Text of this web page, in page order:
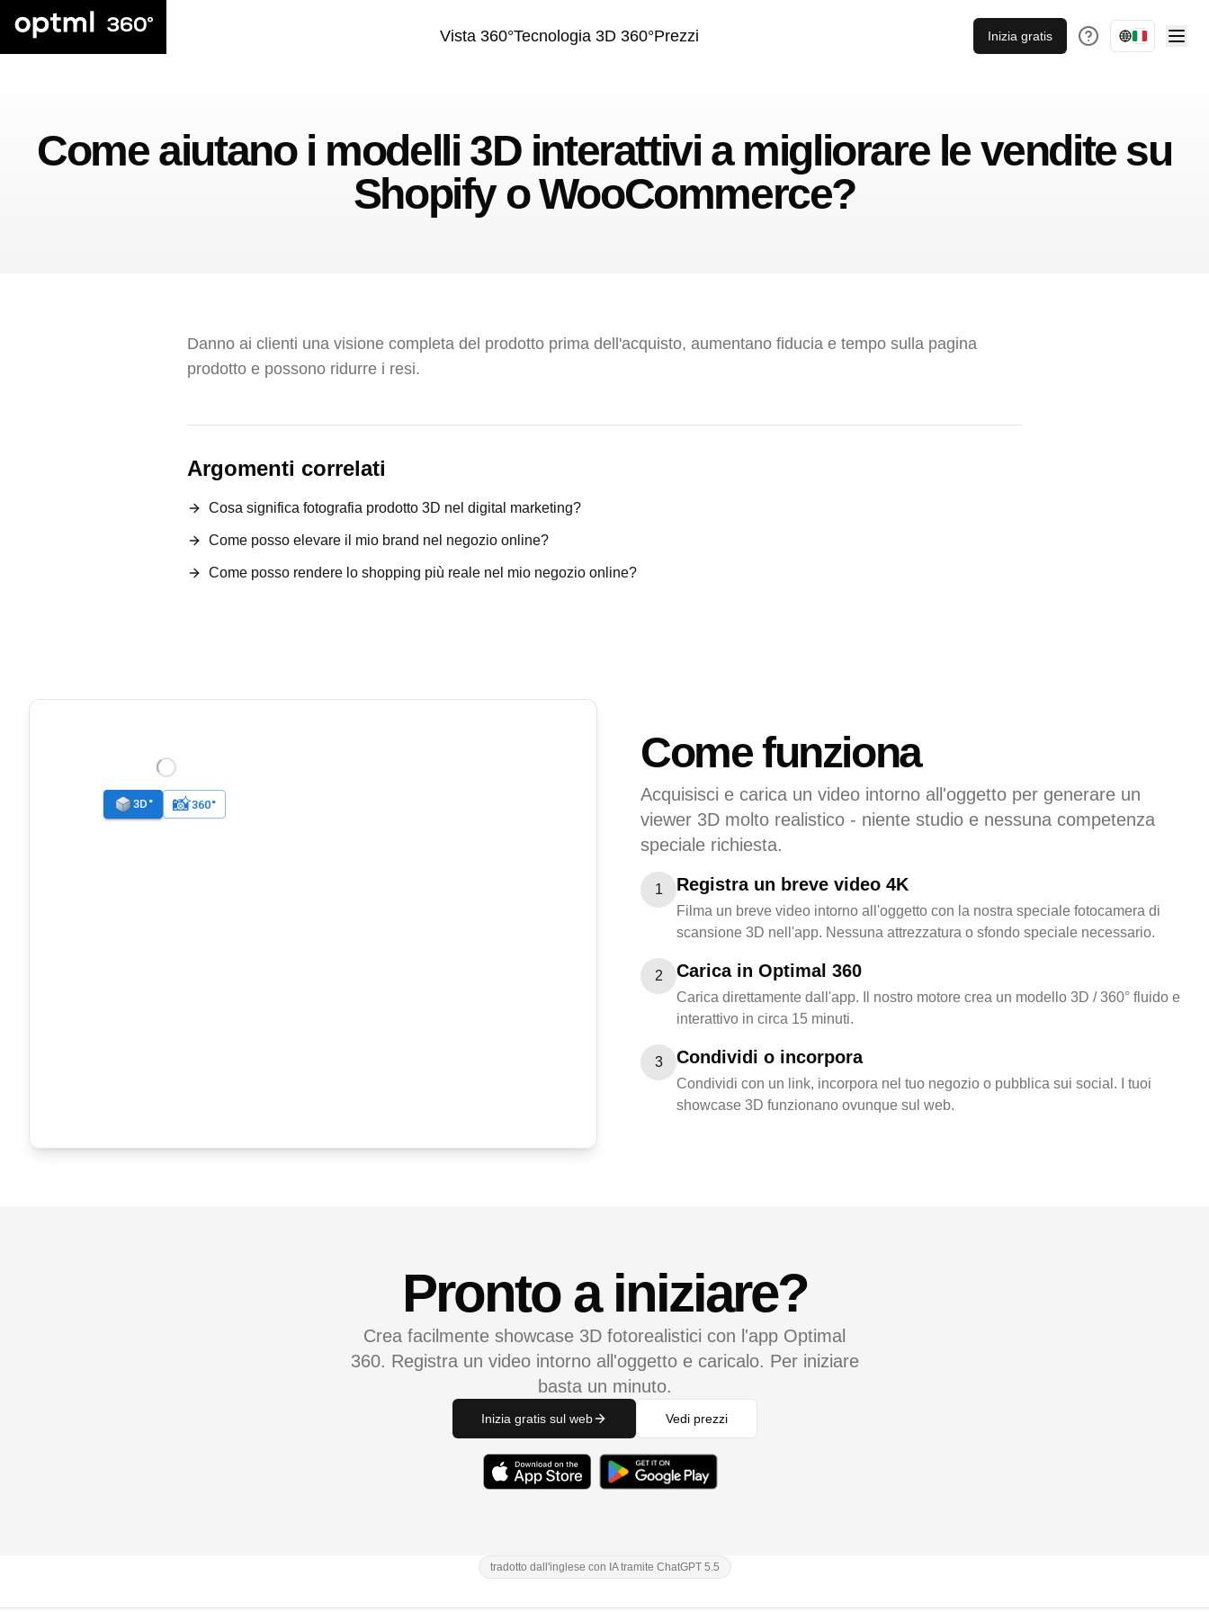
Vista 360°Tecnologia 3D 360°Prezzi Inizia gratis
Come aiutano i modelli 3D interattivi a migliorare le vendite su
Shopify o WooCommerce?
Danno ai clienti una visione completa del prodotto prima dell'acquisto, aumentano fiducia e tempo sulla pagina
prodotto e possono ridurre i resi.
Argomenti correlati
Cosa significa fotografia prodotto 3D nel digital marketing?
Come posso elevare il mio brand nel negozio online?
Come posso rendere lo shopping più reale nel mio negozio online?
Come funziona
Acquisisci e carica un video intorno all'oggetto per generare un
viewer 3D molto realistico - niente studio e nessuna competenza
speciale richiesta.
1 Registra un breve video 4K
Filma un breve video intorno all'oggetto con la nostra speciale fotocamera di
scansione 3D nell'app. Nessuna attrezzatura o sfondo speciale necessario.
2 Carica in Optimal 360
Carica direttamente dall'app. Il nostro motore crea un modello 3D / 360° fluido e
interattivo in circa 15 minuti.
3 Condividi o incorpora
Condividi con un link, incorpora nel tuo negozio o pubblica sui social. I tuoi
showcase 3D funzionano ovunque sul web.
Pronto a iniziare?
Crea facilmente showcase 3D fotorealistici con l'app Optimal
360. Registra un video intorno all'oggetto e caricalo. Per iniziare
basta un minuto.
Inizia gratis sul web Vedi prezzi
tradotto dall'inglese con IA tramite ChatGPT 5.5